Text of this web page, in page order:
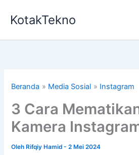
KotakTekno
Beranda Media Sosial Instagram
3 Cara
Kamera
Oleh Rifqiy Hamid-2 Mei 2024